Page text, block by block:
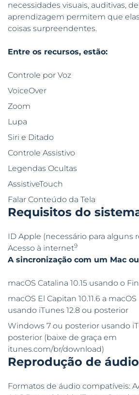
necessidades visuais, auditivas,
aprendizagem permitem que
coisas surpreendentes.
Entre os recursos, estão:
Controle por Voz
VoiceOver
Zoom
Lupa
Siri e Ditado
Controle Assistivo
Legendas Ocultas
AssistiveTouch
Falar Conteúdo da Tela
Requisitos do
ID Apple (necessário para alguns
Acesso à internet9
A sincronização com um Mac
macOS Catalina 10.15 usando o
macOS El Capitan 10.11.6 a macOS
usando iTunes 12.8 ou posterior
Windows 7 ou posterior usando
posterior (baixe de graça em
itunes.com/br/download)
Reprodução de áudio
Formatos de áudio compatíveis: